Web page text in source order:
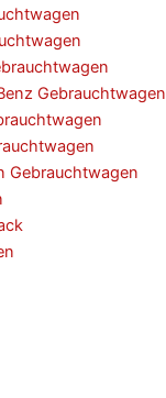
Gebrauchtwagen
Gebrauchtwagen